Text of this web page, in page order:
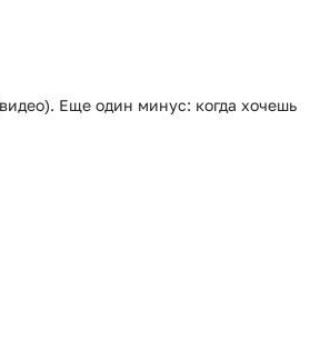
Еще один минус: когда хочешь